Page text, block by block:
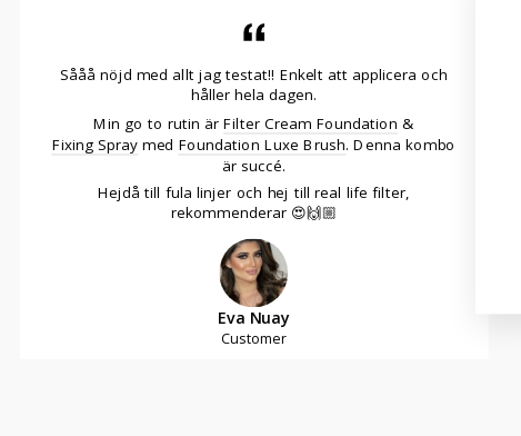
Sååå nöjd med allt jag testat!! Enkelt att applicera och
håller hela dagen.
Min go to rutin ärFilter Cream Foundation &
Fixing Spraymed Foundation Luxe Brush. Denna kombo
är succé.
Hejdå till fula linjer och hej till real life filter,
rekommenderar 😍🙌🏼
Eva Nuay
Customer